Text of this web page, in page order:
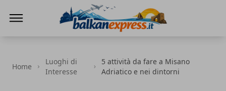
Home
Luoghi di
Interesse
5 attività da fare a Misano
Adriatico e nei dintorni